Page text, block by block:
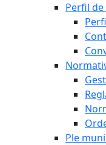
Perfil
Ple